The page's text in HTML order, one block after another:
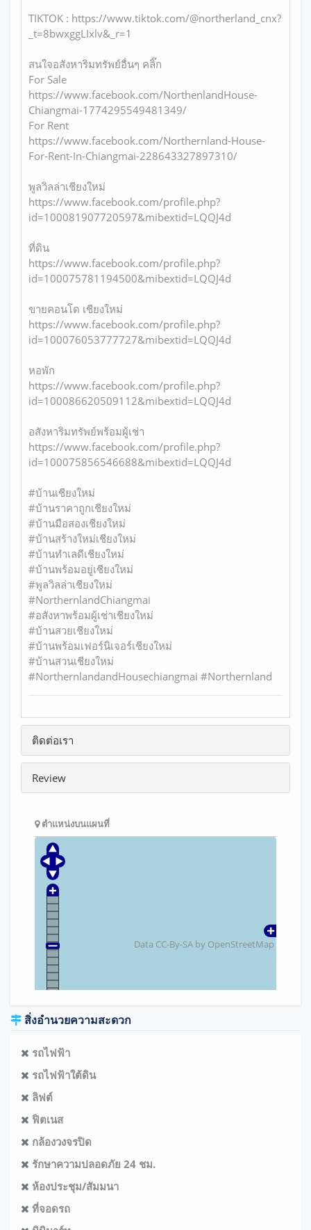
TIKTOK : https://www.tiktok.com/@northerland_cnx?
_t=8bwxggLIxlv&_r=1
สนใจอสังหาริมทรัพย์อื่นๆ คลิ๊ก
For Sale
https://www.facebook.com/NorthenlandHouse-
Chiangmai-1774295549481349/
For Rent
https://www.facebook.com/Northernland-House-
For-Rent-In-Chiangmai-228643327897310/
พูลวิลล่าเชียงใหม่
https://www.facebook.com/profile.php?
id=100081907720597&mibextid=LQQJ4d
ที่ดิน
https://www.facebook.com/profile.php?
id=100075781194500&mibextid=LQQJ4d
ขายคอนโด เชียงใหม่
https://www.facebook.com/profile.php?
id=100076053777727&mibextid=LQQJ4d
หอพัก
https://www.facebook.com/profile.php?
id=100086620509112&mibextid=LQQJ4d
อสังหาริมทรัพย์พร้อมผู้เช่า
https://www.facebook.com/profile.php?
id=100075856546688&mibextid=LQQJ4d
#บ้านเชียงใหม่
#บ้านราคาถูกเชียงใหม่
#บ้านมือสองเชียงใหม่
#บ้านสร้างใหม่เชียงใหม่
#บ้านทำเลดีเชียงใหม่
#บ้านพร้อมอยู่เชียงใหม่
#พูลวิลล่าเชียงใหม่
#NorthernlandChiangmai
#อสังหาพร้อมผู้เช่าเชียงใหม่
#บ้านสวยเชียงใหม่
#บ้านพร้อมเฟอร์นิเจอร์เชียงใหม่
#บ้านสวนเชียงใหม่
#NorthernlandandHousechiangmai #Northernland
ติดต่อเรา
Review
ตำแหน่งบนแผนที่
Data CC-By-SA by OpenStreetMap
สิ่งอำนวยความสะดวก
รถไฟฟ้า
รถไฟฟ้าใต้ดิน
ลิฟต์
ฟิตเนส
กล้องวงจรปิด
รักษาความปลอดภัย 24 ชม.
ห้องประชุม/สัมมนา
ที่จอดรถ